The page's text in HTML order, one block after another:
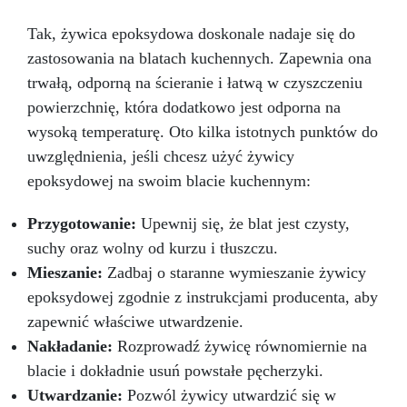
drobinkami, tworzy zaskakujący efekt wizualny,
który natychmiast przyciąga uwagę. W
połączeniu z trwałością i odpornością żywicy
epoksydowej, ten zestaw zapewnia solidną
powierzchnię, odporną na uderzenia i łatwą do
utrzymania w czystości. Łatwy w instalacji i
gwarantujący profesjonalny efekt, nasz zestaw
jest idealny zarówno do projektów
renowacyjnych, jak i do majsterkowania.
funkcjonalną przestrzeń dzięki naszemu
zestawowi Granit Black Galaxy do blatu
roboczego z żywicy epoksydowej i pozwól, aby
Twoja kuchnia lśniła blaskiem i stylem.
Tak, żywica epoksydowa doskonale nadaje się do
zastosowania na blatach kuchennych. Zapewnia ona
trwałą, odporną na ścieranie i łatwą w czyszczeniu
powierzchnię, która dodatkowo jest odporna na
wysoką temperaturę. Oto kilka istotnych punktów do
uwzględnienia, jeśli chcesz użyć żywicy
epoksydowej na swoim blacie kuchennym:
Przygotowanie: Upewnij się, że blat jest czysty,
suchy oraz wolny od kurzu i tłuszczu.
Mieszanie: Zadbaj o staranne wymieszanie żywicy
epoksydowej zgodnie z instrukcjami producenta, aby
zapewnić właściwe utwardzenie.
Nakładanie: Rozprowadź żywicę równomiernie na
blacie i dokładnie usuń powstałe pęcherzyki.
Utwardzanie: Pozwól żywicy utwardzić się w